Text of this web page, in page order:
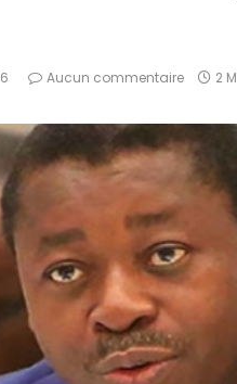
Aucun commentaire 2